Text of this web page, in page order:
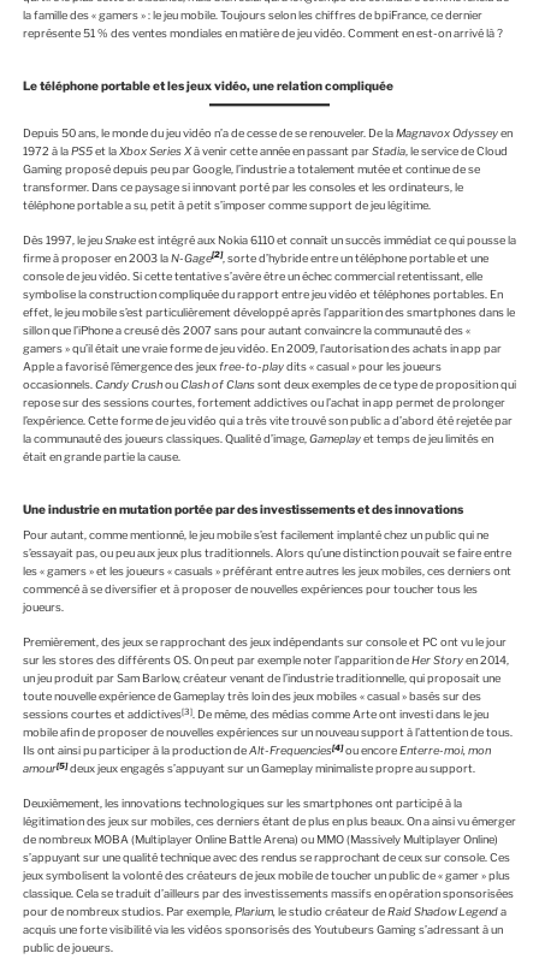
la famille des « gamers » : le jeu mobile. Toujours selon les chiffres de bpiFrance, ce dernier
représente 51 % des ventes mondiales en matière de jeu vidéo. Comment en est-on arrivé là ?
Le téléphone portable et les jeux vidéo, une relation compliquée
Depuis 50 ans, le monde du jeu vidéo n’a de cesse de se renouveler. De laMagnavox Odysseyen
1972 à laPS5et la Xbox Series Xà venir cette année en passant parStadia, le service de Cloud
Gaming proposé depuis peu par Google, l’industrie a totalement mutée et continue de se
transformer. Dans ce paysage si innovant porté par les consoles et les ordinateurs, le
téléphone portable a su, petit à petit s’imposer comme support de jeu légitime.
Dès 1997, le jeuSnakeest intégré aux Nokia 6110 et connaît un succès immédiat ce qui pousse la
firme à proposer en 2003 laN-Gage[2], sorte d’hybride entre un téléphone portable et une
console de jeu vidéo. Si cette tentative s’avère être un échec commercial retentissant, elle
symbolise la construction compliquée du rapport entre jeu vidéo et téléphones portables. En
effet, le jeu mobile s’est particulièrement développé après l’apparition des smartphones dans le
sillon que l’iPhone a creusé dès 2007 sans pour autant convaincre la communauté des «
gamers » qu’il était une vraie forme de jeu vidéo. En 2009, l’autorisation des achats in app par
Apple a favorisé l’émergence des jeuxfree-to-playdits « casual » pour les joueurs
occasionnels. Candy CrushouClash of Clanssont deux exemples de ce type de proposition qui
repose sur des sessions courtes, fortement addictives ou l’achat in app permet de prolonger
l’expérience. Cette forme de jeu vidéo qui a très vite trouvé son public a d’abord été rejetée par
la communauté des joueurs classiques. Qualité d’image, Gameplayet temps de jeu limités en
était en grande partie la cause.
Une industrie en mutation portée par des investissements et des innovations
Pour autant, comme mentionné, le jeu mobile s’est facilement implanté chez un public qui ne
s’essayait pas, ou peu aux jeux plus traditionnels. Alors qu’une distinction pouvait se faire entre
les « gamers » et les joueurs « casuals » préférant entre autres les jeux mobiles, ces derniers ont
commencé à se diversifier et à proposer de nouvelles expériences pour toucher tous les
joueurs.
Premièrement, des jeux se rapprochant des jeux indépendants sur console et PC ont vu le jour
sur les stores des différents OS. On peut par exemple noter l’apparition deHer Storyen 2014,
un jeu produit par Sam Barlow, créateur venant de l’industrie traditionnelle, qui proposait une
toute nouvelle expérience de Gameplay très loin des jeux mobiles « casual » basés sur des
sessions courtes et addictives[3]. De même, des médias comme Arte ont investi dans le jeu
mobile afin de proposer de nouvelles expériences sur un nouveau support à l’attention de tous.
Ils ont ainsi pu participer à la production deAlt-Frequencies[4]ou encoreEnterre-moi, mon
amour[5]deux jeux engagés s’appuyant sur un Gameplay minimaliste propre au support.
Deuxièmement, les innovations technologiques sur les smartphones ont participé à la
légitimation des jeux sur mobiles, ces derniers étant de plus en plus beaux. On a ainsi vu émerger
de nombreux MOBA (Multiplayer Online Battle Arena) ou MMO (Massively Multiplayer Online)
s’appuyant sur une qualité technique avec des rendus se rapprochant de ceux sur console. Ces
jeux symbolisent la volonté des créateurs de jeux mobile de toucher un public de « gamer » plus
classique. Cela se traduit d’ailleurs par des investissements massifs en opération sponsorisées
pour de nombreux studios. Par exemple,Plarium, le studio créateur deRaid Shadow Legenda
acquis une forte visibilité via les vidéos sponsorisés des Youtubeurs Gaming s’adressant à un
public de joueurs.